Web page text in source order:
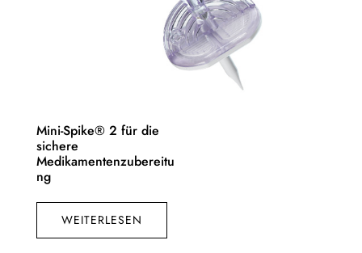
Mini-Spike® 2 für die
sichere
Medikamentenzubereitu
ng
WEITERLESEN